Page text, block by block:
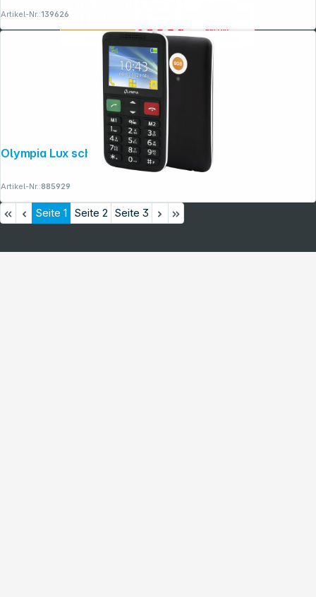
Artikel-Nr.:139626
Olympia Lux schwarz
Artikel-Nr.:885929
Seite 1 Seite 2 Seite 3